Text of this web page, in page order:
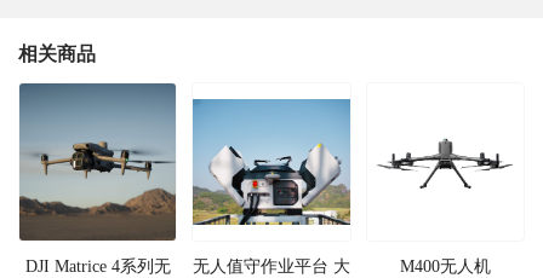
相关商品
DJI Matrice 4系列无
无人值守作业平台 大
M400无人机